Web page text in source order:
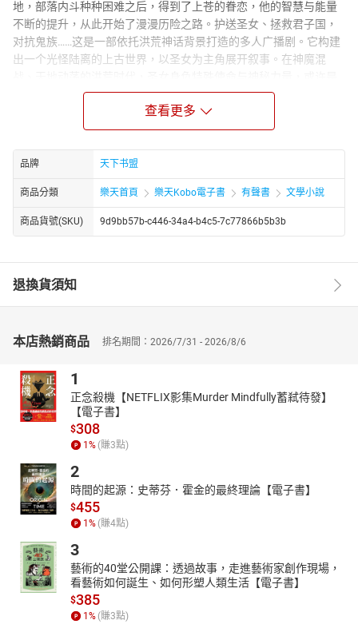
地，部落内斗种种困难之后，得到了上苍的眷恋，他的智慧与能量
不断的提升，从此开始了漫漫历险之路。护送圣女、拯救君子国，
对抗鬼族……这是一部依托洪荒神话背景打造的多人广播剧。它构建
出一个光怪陆离的上古世界，以圣女为主角展开叙事。在神魔混
为了守护部族、平衡天地秩序。
广播剧中，通过多位配音演员的精彩演绎，将她与各方英雄豪杰、
神话神祇的相遇相知、情感纠葛与并肩作战一一呈现。跌宕起伏的
情节，如激烈的神魔大战、神秘的法宝争夺、曲折的情感羁绊等，
搭配精心制作的音效、配乐，营造出奇幻瑰丽又热血沸腾的氛围，
让听众身临其境感受洪荒神话的独特魅力，体验那段波澜壮阔的传
奇岁月。
查看更多
品牌 天下书盟
商品分類 樂天首頁 樂天Kobo電子書 有聲書 文學小說
商品貨號(SKU) 9d9bb57b-c446-34a4-b4c5-7c77866b5b3b
退換貨須知
本店熱銷商品 排名期間：2026/7/31 - 2026/8/6
1
正念殺機【NETFLIX影集Murder Mindfully蓄弒待發】
【電子書】
$308
1 % (賺3點)
2
時間的起源：史蒂芬．霍金的最終理論【電子書】
$455
1 % (賺4點)
3
藝術的40堂公開課：透過故事，走進藝術家創作現場，
看藝術如何誕生、如何形塑人類生活【電子書】
$385
1 % (賺3點)